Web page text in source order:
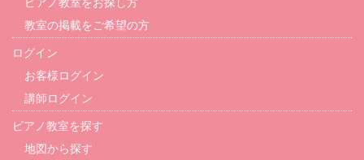
教室の掲載をご希望の方
ログイン
お客様ログイン
講師ログイン
ピアノ教室を探す
地図から探す